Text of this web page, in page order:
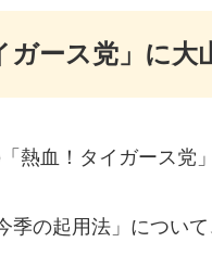
ガース党」に大
熱血！タイガース党
季の起用法」につい